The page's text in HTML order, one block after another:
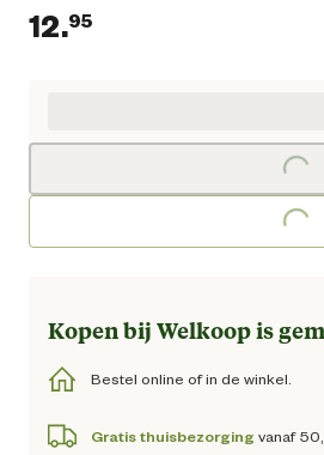
12.95
Loading...
Loading...
Kopen bij Welkoop is
Bestel online of in de winkel.
Gratis thuisbezorging vanaf